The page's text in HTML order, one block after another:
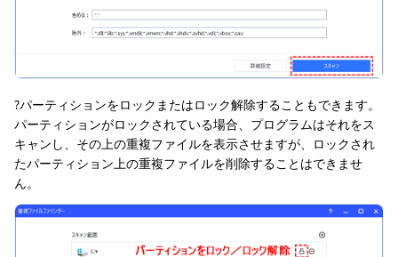
?パーティションをロックまたはロック解除することもできます。
パーティションがロックされている場合、プログラムはそれをス
キャンし、その上の重複ファイルを表示させますが、ロックされ
たパーティション上の重複ファイルを削除することはできませ
ん。